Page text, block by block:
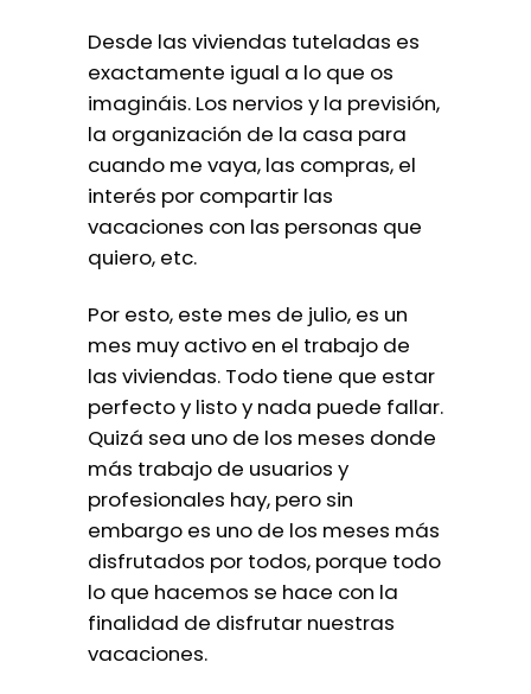
Desde las viviendas tuteladas es
exactamente igual a lo que os
imagináis. Los nervios y la previsión,
la organización de la casa para
cuando me vaya, las compras, el
interés por compartir las
vacaciones con las personas que
quiero, etc.
Por esto, este mes de julio, es un
mes muy activo en el trabajo de
las viviendas. Todo tiene que estar
perfecto y listo y nada puede fallar.
Quizá sea uno de los meses donde
más trabajo de usuarios y
profesionales hay, pero sin
embargo es uno de los meses más
disfrutados por todos, porque todo
lo que hacemos se hace con la
finalidad de disfrutar nuestras
vacaciones.